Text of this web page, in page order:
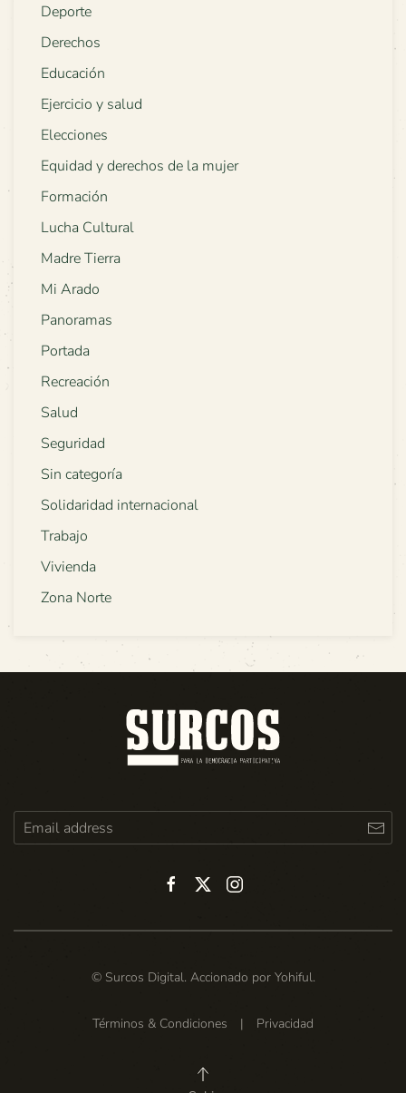
Deporte
Derechos
Educación
Ejercicio y salud
Elecciones
Equidad y derechos de la mujer
Formación
Lucha Cultural
Madre Tierra
Mi Arado
Panoramas
Portada
Recreación
Salud
Seguridad
Sin categoría
Solidaridad internacional
Trabajo
Vivienda
Zona Norte
© Surcos Digital. Accionado por Yohiful.
Términos & Condiciones | Privacidad